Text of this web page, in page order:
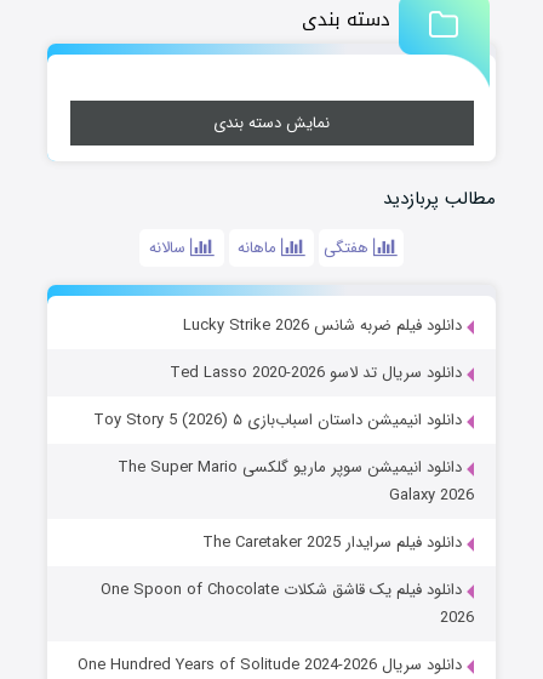
دسته بندی
نمایش دسته بندی
مطالب پربازدید
هفتگی ماهانه سالانه
دانلود فیلم ضربه شانس Lucky Strike 2026
دانلود سریال تد لاسو Ted Lasso 2020-2026
دانلود انیمیشن داستان اسباب‌بازی ۵ Toy Story 5 (2026)
دانلود انیمیشن سوپر ماریو گلکسی The Super Mario
Galaxy 2026
دانلود فیلم سرایدار The Caretaker 2025
دانلود فیلم یک قاشق شکلات One Spoon of Chocolate
2026
دانلود سریال One Hundred Years of Solitude 2024-2026